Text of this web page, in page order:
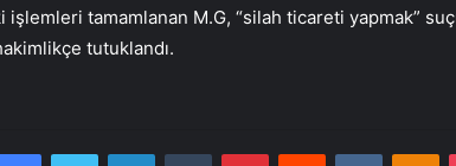
işlemleri tamamlanan M.G, “silah ticareti yapmak”
tutuklandı.
FacebookTwitter LinkedInTumblr PinterestReddit VKontakte